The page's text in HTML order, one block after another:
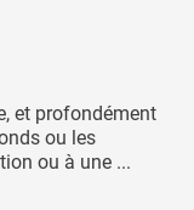
et profondément
ou les
ou à une ...